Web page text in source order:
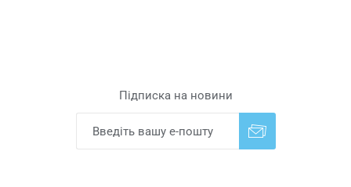
Підписка на новини